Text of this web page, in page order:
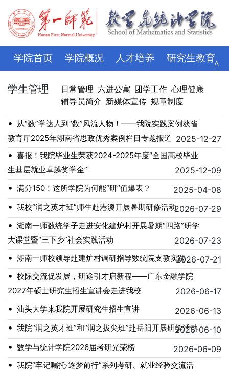
学院首页 学院概况 人才培养 研究生教育
学科科研 师资队伍 招生就业 党建思政
评建专栏 资料下载 学校主页
∧
学生管理 日常管理 六进公寓 团学工作 心理健康
辅导员简介 新媒体宣传 规章制度
• 从“数”学达人到“数”风流人物！——我院实践案例获省
教育厅2025年湖南省思政优秀案例栏目专题报道 2025-12-27
• 喜报！我院毕业生荣获2024-2025年度“全国高校毕业
生基层就业卓越奖学金”
2025-12-09
• 满分150！这所学院为何能“研”值爆表？ 2025-04-08
• 我校“润之英才班”师生赴港澳开展暑期研修活动2026-07-29
• 湖南一师数统学子走进安化建炉村开展暑期“四路”研学
大课堂暨“三下乡”社会实践活动
2026-07-23
• 湖南一师校领导赴建炉村调研指导数统院支教实践2026-07-21
• 校际交流促发展，研途引才启新程——广东金融学院
2027年硕士研究生招生宣讲会走进我校
2026-06-17
• 汕头大学来我院开展研究生招生宣讲 2026-06-13
• 我院“润之英才班”和“润之拔尖班”赴岳阳开展研学活动2026-06-10
• 数学与统计学院2026届考研光荣榜 2026-06-09
• 我院“牢记嘱托·逐梦前行”系列考研、就业经验交流活